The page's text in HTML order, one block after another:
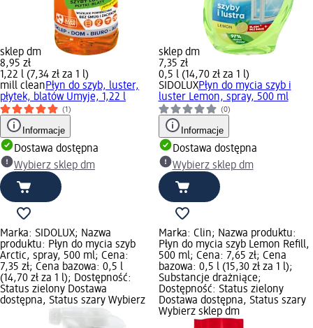
sklep dm
8,95 zł
1,22 l (7,34 zł za 1 l)
mill cleanPłyn do szyb, luster,
płytek, blatów Umyje, 1,22 l
(1)
Informacje
Dostawa dostępna
Wybierz sklep dm
sklep dm
7,35 zł
0,5 l (14,70 zł za 1 l)
SIDOLUXPłyn do mycia szyb i
luster Lemon, spray, 500 ml
(0)
Informacje
Dostawa dostępna
Wybierz sklep dm
Marka: SIDOLUX; Nazwa
produktu: Płyn do mycia szyb
Arctic, spray, 500 ml; Cena:
7,35 zł; Cena bazowa: 0,5 l
(14,70 zł za 1 l); Dostępność:
Status zielony Dostawa
dostępna, Status szary Wybierz
Marka: Clin; Nazwa produktu:
Płyn do mycia szyb Lemon Refill,
500 ml; Cena: 7,65 zł; Cena
bazowa: 0,5 l (15,30 zł za 1 l);
Substancje drażniące;
Dostępność: Status zielony
Dostawa dostępna, Status szary
Wybierz sklep dm